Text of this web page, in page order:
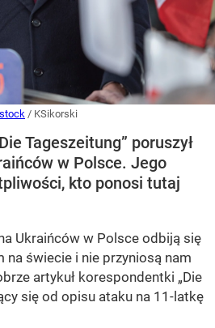
/ KSikorski
Tageszeitung” poruszył
w Polsce. Jego
kto ponosi tutaj
Ukraińców w Polsce odbiją się
na świecie i nie przyniosą nam
artykuł korespondentki „Die
się od opisu ataku na 11-latkę